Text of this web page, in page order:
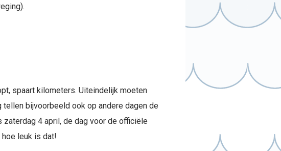
spaart kilometers. Uiteindelijk moeten
bijvoorbeeld ook op andere dagen de
4 april, de dag voor de officiële
leuk is dat!